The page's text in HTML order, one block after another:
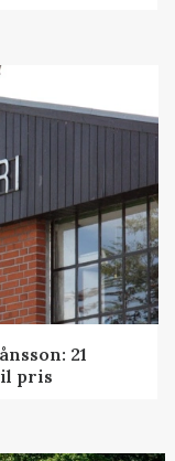
21
pris